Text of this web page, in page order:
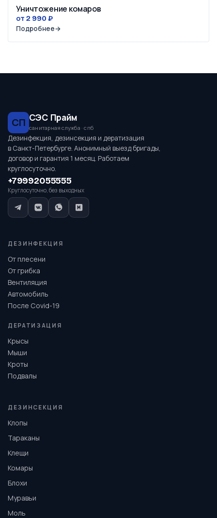
Уничтожение комаров
от 2 990 ₽
Подробнее→
СП СЭС Прайм
санитарная служба · спб
Дезинфекция, дезинсекция и дератизация
в Санкт-Петербурге. Анонимный выезд бригады,
договор и гарантия 1 месяц. Работаем
круглосуточно.
+79992055555
Круглосуточно, без выходных
ДЕЗИНФЕКЦИЯ
От плесени
От грибка
Вентиляция
Автомобиль
После Covid-19
ДЕРАТИЗАЦИЯ
Крысы
Мыши
Кроты
Подвалы
ДЕЗИНСЕКЦИЯ
Клопы
Тараканы
Клещи
Комары
Блохи
Муравьи
Моль